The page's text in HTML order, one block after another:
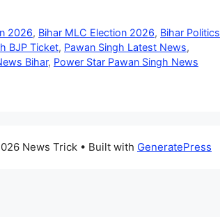
2026, Bihar MLC Election 2026, Bihar Politics
BJP Ticket, Pawan Singh Latest News,
Bihar, Power Star Pawan Singh News
News Trick • Built with GeneratePress